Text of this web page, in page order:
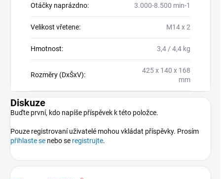
Otáčky naprázdno: 3.000-8.500 min-1
Velikost vřetene: M14 x 2
Hmotnost: 3,4 / 4,4 kg
Rozměry (DxŠxV):
425 x 140 x 168
mm
Diskuze
Buďte první, kdo napíše příspěvek k této položce.
Pouze registrovaní uživatelé mohou vkládat příspěvky. Prosím
přihlaste se nebo se registrujte.